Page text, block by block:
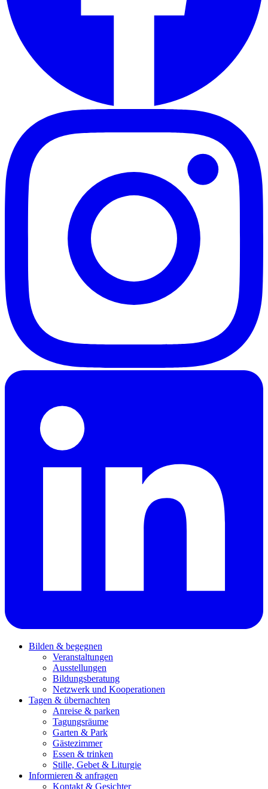
Bilden & begegnen
Veranstaltungen
Ausstellungen
Bildungsberatung
Netzwerk und Kooperationen
Tagen & übernachten
Anreise & parken
Tagungsräume
Garten & Park
Gästezimmer
Essen & trinken
Stille, Gebet & Liturgie
Informieren & anfragen
Kontakt & Gesichter